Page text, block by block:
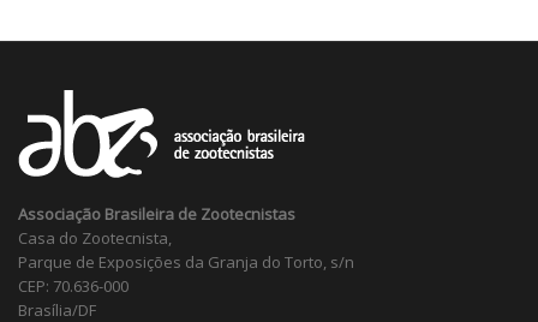
Associação Brasileira de Zootecnistas
Casa do Zootecnista,
Parque de Exposições da Granja do Torto, s/n
CEP: 70.636-000
Brasília/DF